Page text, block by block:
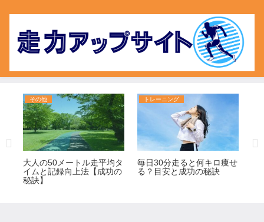
その他
大人の50メートル走平均タ
イムと記録向上法【成功の
秘訣】
トレーニング
毎日30分走ると何キロ痩せ
る？目安と成功の秘訣